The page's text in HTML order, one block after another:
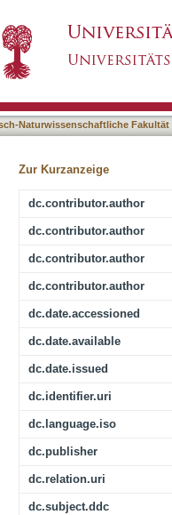
Naturwissenschaftliche Fakultät
Zur Kurzanzeige
dc.contributor.author
dc.contributor.author
dc.contributor.author
dc.contributor.author
dc.date.accessioned
dc.date.available
dc.date.issued
dc.identifier.uri
dc.language.iso
dc.publisher
dc.relation.uri
dc.subject.ddc